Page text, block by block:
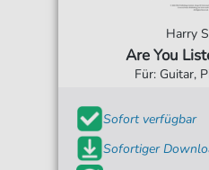
Harry
Are You
Für: Guitar,
Sofort verfügbar
Sofortiger